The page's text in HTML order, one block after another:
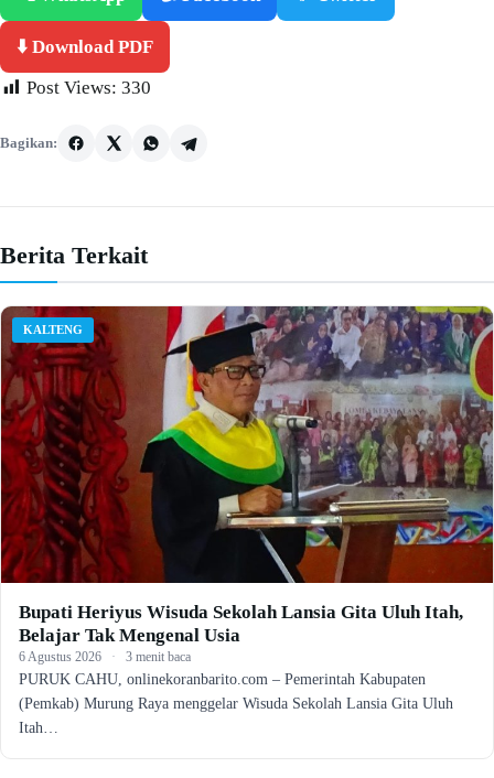
⬇️ Download PDF
Post Views: 330
Bagikan:
Berita Terkait
KALTENG
Bupati Heriyus Wisuda Sekolah Lansia Gita Uluh Itah,
Belajar Tak Mengenal Usia
6 Agustus 2026 · 3 menit baca
PURUK CAHU, onlinekoranbarito.com – Pemerintah Kabupaten
(Pemkab) Murung Raya menggelar Wisuda Sekolah Lansia Gita Uluh
Itah…